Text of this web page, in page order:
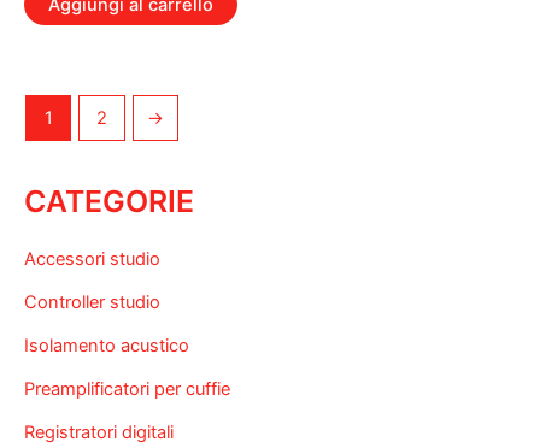
Aggiungi al carrello
1 2 →
CATEGORIE
Accessori studio
Controller studio
Isolamento acustico
Preamplificatori per cuffie
Registratori digitali